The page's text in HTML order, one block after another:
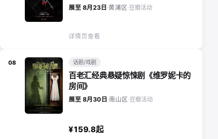
展至 8月23日 ·黄浦区·豆瓣活动
详情页查看
08 话剧/戏剧
百老汇经典悬疑惊悚剧《维罗妮卡的
房间》
展至 8月30日 ·南山区·豆瓣活动
¥159.8起